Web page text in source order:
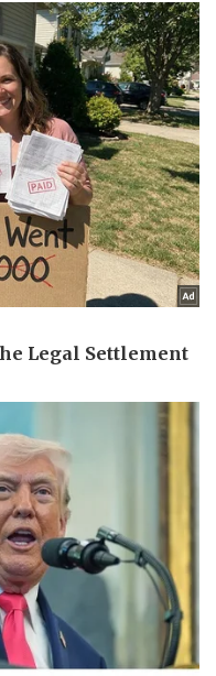
Công nghệ